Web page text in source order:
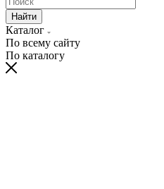
Найти
Каталог
По всему сайту
По каталогу